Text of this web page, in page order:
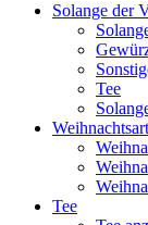
Solange der
Tee
Tee